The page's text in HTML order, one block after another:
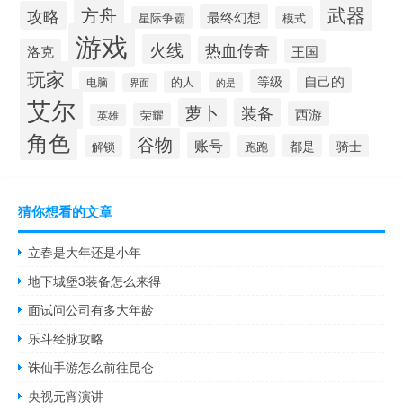
攻略 方舟 星际争霸 最终幻想 模式 武器
洛克 游戏 火线 热血传奇 王国
玩家 电脑 界面 的人 的是 等级 自己的
艾尔 英雄 荣耀 萝卜 装备 西游
角色 解锁 谷物 账号 跑跑 都是 骑士
猜你想看的文章
立春是大年还是小年
地下城堡3装备怎么来得
面试问公司有多大年龄
乐斗经脉攻略
诛仙手游怎么前往昆仑
央视元宵演讲